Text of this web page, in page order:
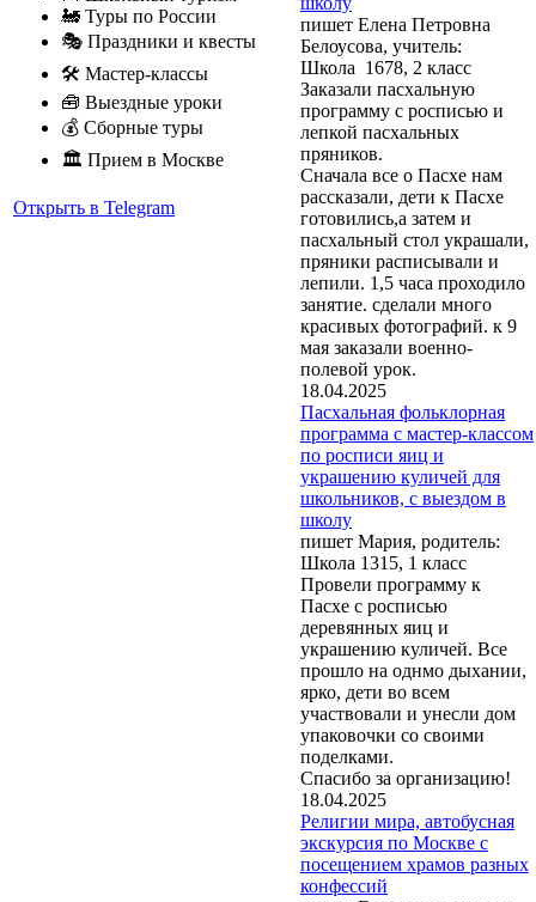
🚂 Туры по России
🎭 Праздники и квесты
🛠 Мастер-классы
🧰 Выездные уроки
💰 Сборные туры
🏛 Прием в Москве
Открыть в Telegram
пишет Елена Петровна
Белоусова, учитель:
Школа 1678, 2 класс
Заказали пасхальную
программу с росписью и
лепкой пасхальных
пряников.
Сначала все о Пасхе нам
рассказали, дети к Пасхе
готовились,а затем и
пасхальный стол украшали,
пряники расписывали и
лепили. 1,5 часа проходило
занятие. сделали много
красивых фотографий. к 9
мая заказали военно-
полевой урок.
18.04.2025
Пасхальная фольклорная
программа с мастер-классом
по росписи яиц и
украшению куличей для
школьников, с выездом в
школу
пишет Мария, родитель:
Школа 1315, 1 класс
Провели программу к
Пасхе с росписью
деревянных яиц и
украшению куличей. Все
прошло на однмо дыхании,
ярко, дети во всем
участвовали и унесли дом
упаковочки со своими
поделками.
Спасибо за организацию!
18.04.2025
Религии мира, автобусная
экскурсия по Москве с
посещением храмов разных
конфессий